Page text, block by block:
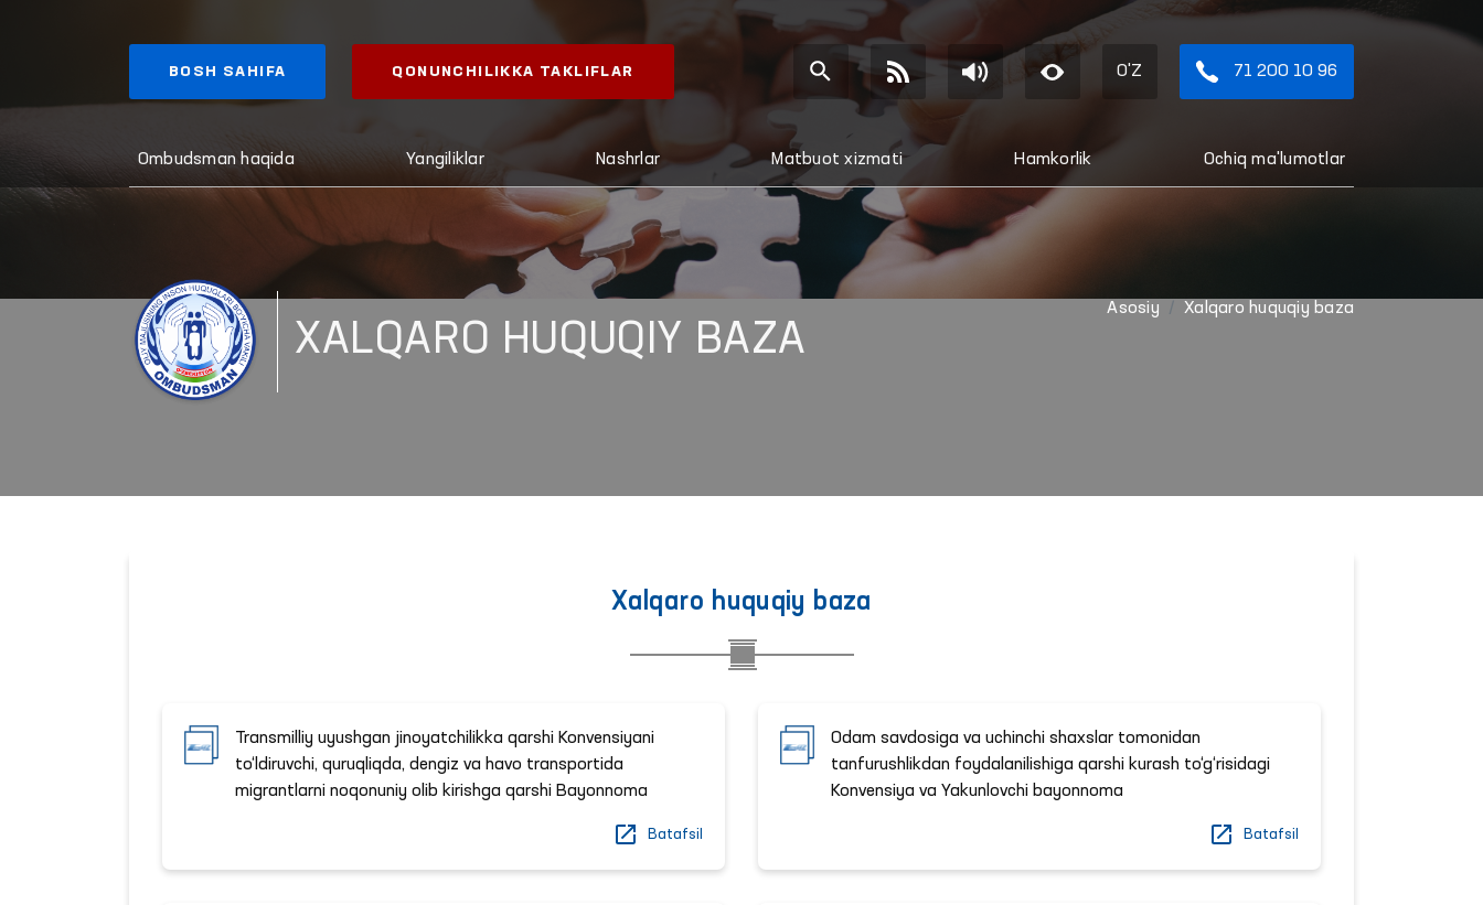
BOSH SAHIFA QONUNCHILIKKA TAKLIFLAR O'Z 71 200 10 96
Ombudsman haqida Yangiliklar Nashrlar Matbuot xizmati Hamkorlik Ochiq ma'lumotlar
XALQARO HUQUQIY BAZA
Asosiy Xalqaro huquqiy baza
Xalqaro huquqiy baza
Transmilliy uyushgan jinoyatchilikka qarshi Konvensiyani
to‘ldiruvchi, quruqliqda, dengiz va havo transportida
migrantlarni noqonuniy olib kirishga qarshi Bayonnoma
Batafsil
Odam savdosiga va uchinchi shaxslar tomonidan
tanfurushlikdan foydalanilishiga qarshi kurash to‘g‘risidagi
Konvensiya va Yakunlovchi bayonnoma
Batafsil